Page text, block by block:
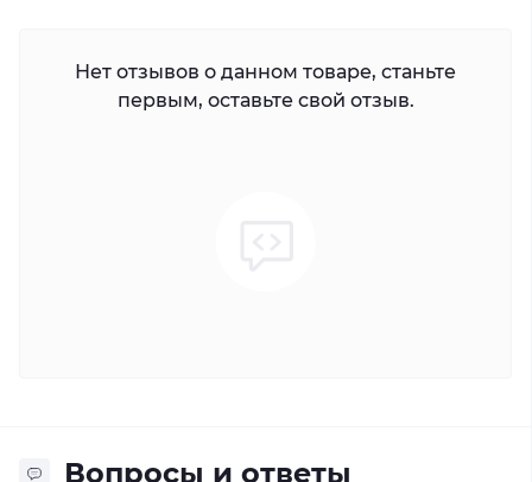
Нет отзывов о данном товаре, станьте
первым, оставьте свой отзыв.
Вопросы и ответы